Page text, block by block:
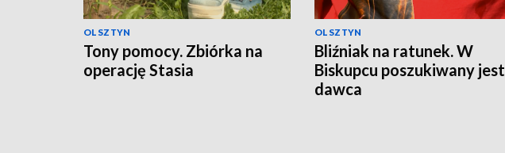
OLSZTYN
Tony pomocy. Zbiórka na
operację Stasia
OLSZTYN
Bliźniak na ratunek. W
Biskupcu poszukiwany jest
dawca